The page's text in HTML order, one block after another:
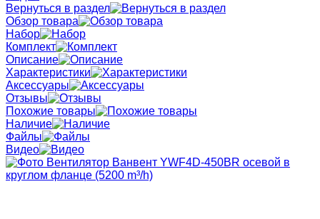
Вернуться в раздел
Обзор товара
Набор
Комплект
Описание
Характеристики
Аксессуары
Отзывы
Похожие товары
Наличие
Файлы
Видео